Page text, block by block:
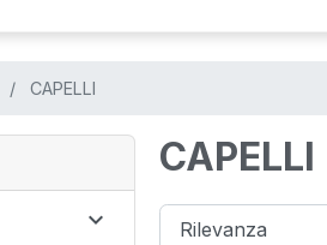
CAPELLI

CAPELLI